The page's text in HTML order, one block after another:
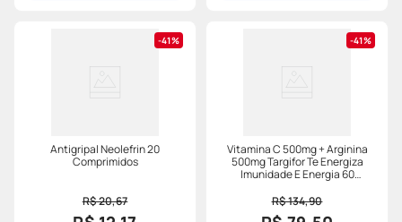
41%
Antigripal Neolefrin 20
Comprimidos
R$ 20,67
41%
Vitamina C 500mg + Arginina
500mg Targifor Te Energiza
Imunidade E Energia 60
R$ 134,90